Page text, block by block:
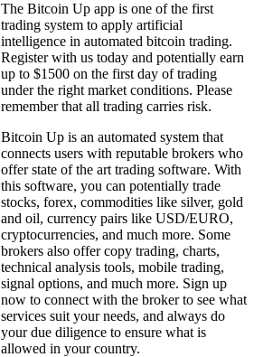
The Bitcoin Up app is one of the first
trading system to apply artificial
intelligence in automated bitcoin trading.
Register with us today and potentially earn
up to $1500 on the first day of trading
under the right market conditions. Please
remember that all trading carries risk.
Bitcoin Up is an automated system that
connects users with reputable brokers who
offer state of the art trading software. With
this software, you can potentially trade
stocks, forex, commodities like silver, gold
and oil, currency pairs like USD/EURO,
cryptocurrencies, and much more. Some
brokers also offer copy trading, charts,
technical analysis tools, mobile trading,
signal options, and much more. Sign up
now to connect with the broker to see what
services suit your needs, and always do
your due diligence to ensure what is
allowed in your country.